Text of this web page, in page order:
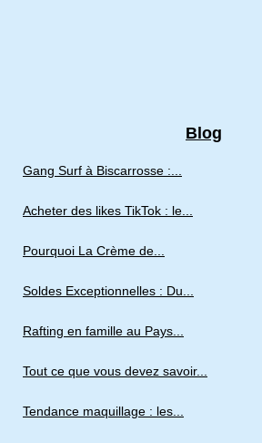
Blog
Gang Surf à Biscarrosse :...
Acheter des likes TikTok : le...
Pourquoi La Crème de...
Soldes Exceptionnelles : Du...
Rafting en famille au Pays...
Tout ce que vous devez savoir...
Tendance maquillage : les...